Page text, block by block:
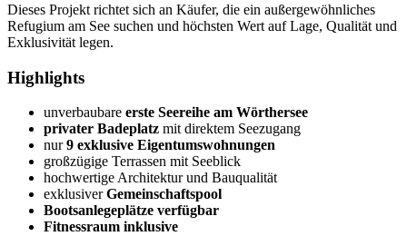
Dieses Projekt richtet sich an Käufer, die ein außergewöhnliches
Refugium am See suchen und höchsten Wert auf Lage, Qualität und
Exklusivität legen.
Highlights
unverbaubare erste Seereihe am Wörthersee
privater Badeplatz mit direktem Seezugang
nur9 exklusive Eigentumswohnungen
großzügige Terrassen mit Seeblick
hochwertige Architektur und Bauqualität
exklusiverGemeinschaftspool
Bootsanlegeplätze verfügbar
Fitnessraum inklusive